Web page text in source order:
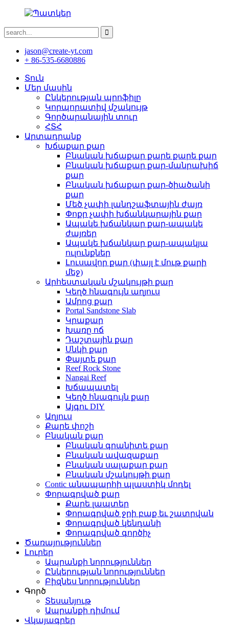
jason@create-yt.com
+ 86-535-6680886
Տուն
Մեր մասին
Ընկերության պրոֆիլը
Կորպորատիվ մշակույթ
Գործարանային տուր
ՀՏՀ
Արտադրանք
Խճաքար քար
Բնական խճաքար քարե քարե քար
Բնական խճաքար քար-մանրախիճ
քար
Բնական խճաքար քար-ծիածանի
քար
Մեծ չափի լանդշաֆտային ժայռ
Փոքր չափի խճանկարային քար
Ապակե խճանկար քար-ապակե
ժայռեր
Ապակե խճանկար քար-ապակյա
ուլունքներ
Լուսավոր քար (փայլ է մութ քարի
մեջ)
Արհեստական ​​մշակույթի քար
Կեղծ հնագույն աղյուս
Ամրոց քար
Portal Sandstone Slab
Կրաքար
Խառը ոճ
Դաշտային քար
Սնկի քար
Փայտե քար
Reef Rock Stone
Nangai Reef
Խճապատել
Կեղծ հնագույն քար
Այգու DIY
Աղյուս
Քարե փոշի
Բնական քար
Բնական գրանիտե քար
Բնական ավազաքար
Բնական սալաքար քար
Բնական մշակույթի քար
Contic անապարհի պլաստիկ մոդել
Փորագրված քար
Քարե լապտեր
Փորագրված ջրի բաք եւ շատրվան
Փորագրված կենդանի
Փորագրված գործիչ
Ծառայություններ
Լուրեր
Ապրանքի նորություններ
Ընկերության նորություններ
Բիզնես նորություններ
Գործ
Տեսանյութ
Ապրանքի դիմում
Վկայագրեր